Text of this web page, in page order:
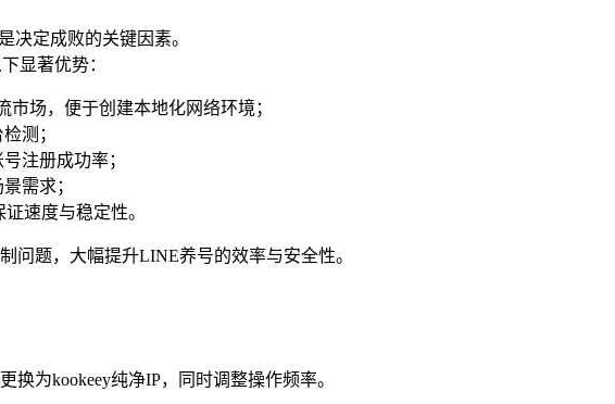
是决定成败的关键因素。
显著优势：
场，便于创建本地化网络环境；
测；
注册成功率；
需求；
速度与稳定性。
问题，大幅提升LINE养号的效率与安全性。
为kookeey纯净IP，同时调整操作频率。